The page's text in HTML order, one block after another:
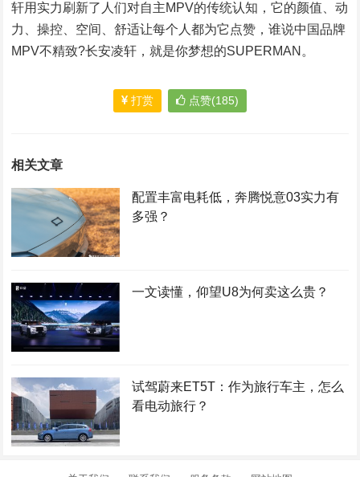
轩用实力刷新了人们对自主MPV的传统认知，它的颜值、动
力、操控、空间、舒适让每个人都为它点赞，谁说中国品牌
MPV不精致?长安凌轩，就是你梦想的SUPERMAN。
打赏 点赞(185)
相关文章
配置丰富电耗低，奔腾悦意03实力有
多强？
一文读懂，仰望U8为何卖这么贵？
试驾蔚来ET5T：作为旅行车主，怎么
看电动旅行？